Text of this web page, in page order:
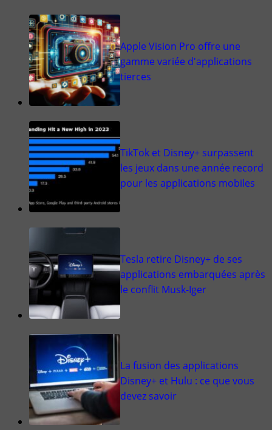
Apple Vision Pro offre une
gamme variée d'applications
tierces
TikTok et Disney+ surpassent
les jeux dans une année record
pour les applications mobiles
Tesla retire Disney+ de ses
applications embarquées après
le conflit Musk-Iger
La fusion des applications
Disney+ et Hulu : ce que vous
devez savoir